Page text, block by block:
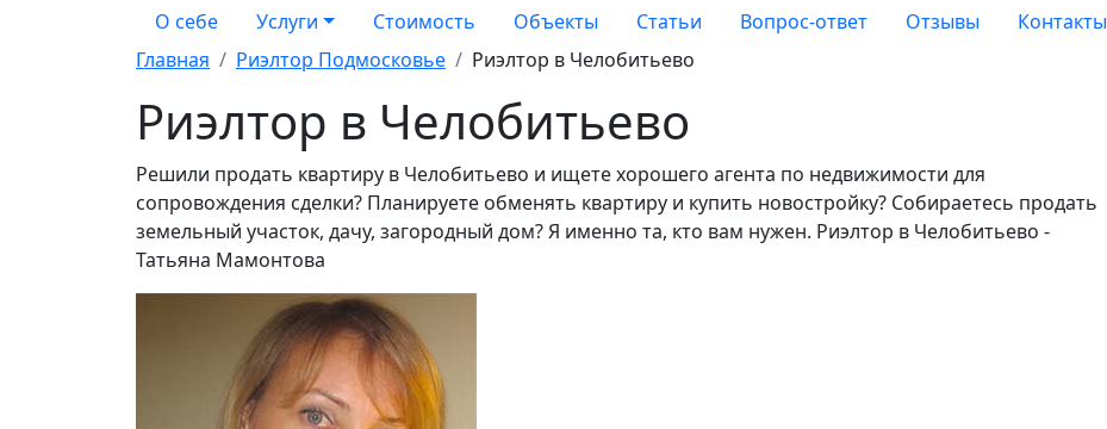
О себе Услуги Стоимость Объекты Статьи Вопрос-ответ Отзывы Контакты
Главная
Риэлтор Подмосковье Риэлтор в Челобитьево
Риэлтор в Челобитьево
Решили продать квартиру в Челобитьево и ищете хорошего агента по недвижимости для
сопровождения сделки? Планируете обменять квартиру и купить новостройку? Собираетесь продать
земельный участок, дачу, загородный дом? Я именно та, кто вам нужен. Риэлтор в Челобитьево -
Татьяна Мамонтова